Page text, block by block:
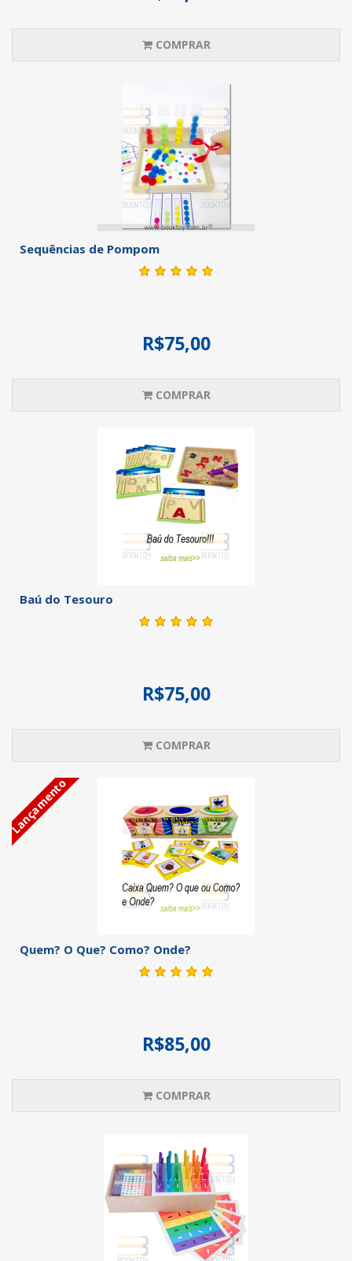
COMPRAR
Sequências de Pompom
R$75,00
COMPRAR
Baú do Tesouro
R$75,00
COMPRAR
Lançamento
Quem? O Que? Como? Onde?
R$85,00
COMPRAR